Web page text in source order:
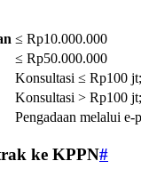
≤ Rp10.000.000
≤ Rp50.000.000
Konsultasi ≤ Rp100
Konsultasi > Rp100
Pengadaan melalui e-
ke KPPN#